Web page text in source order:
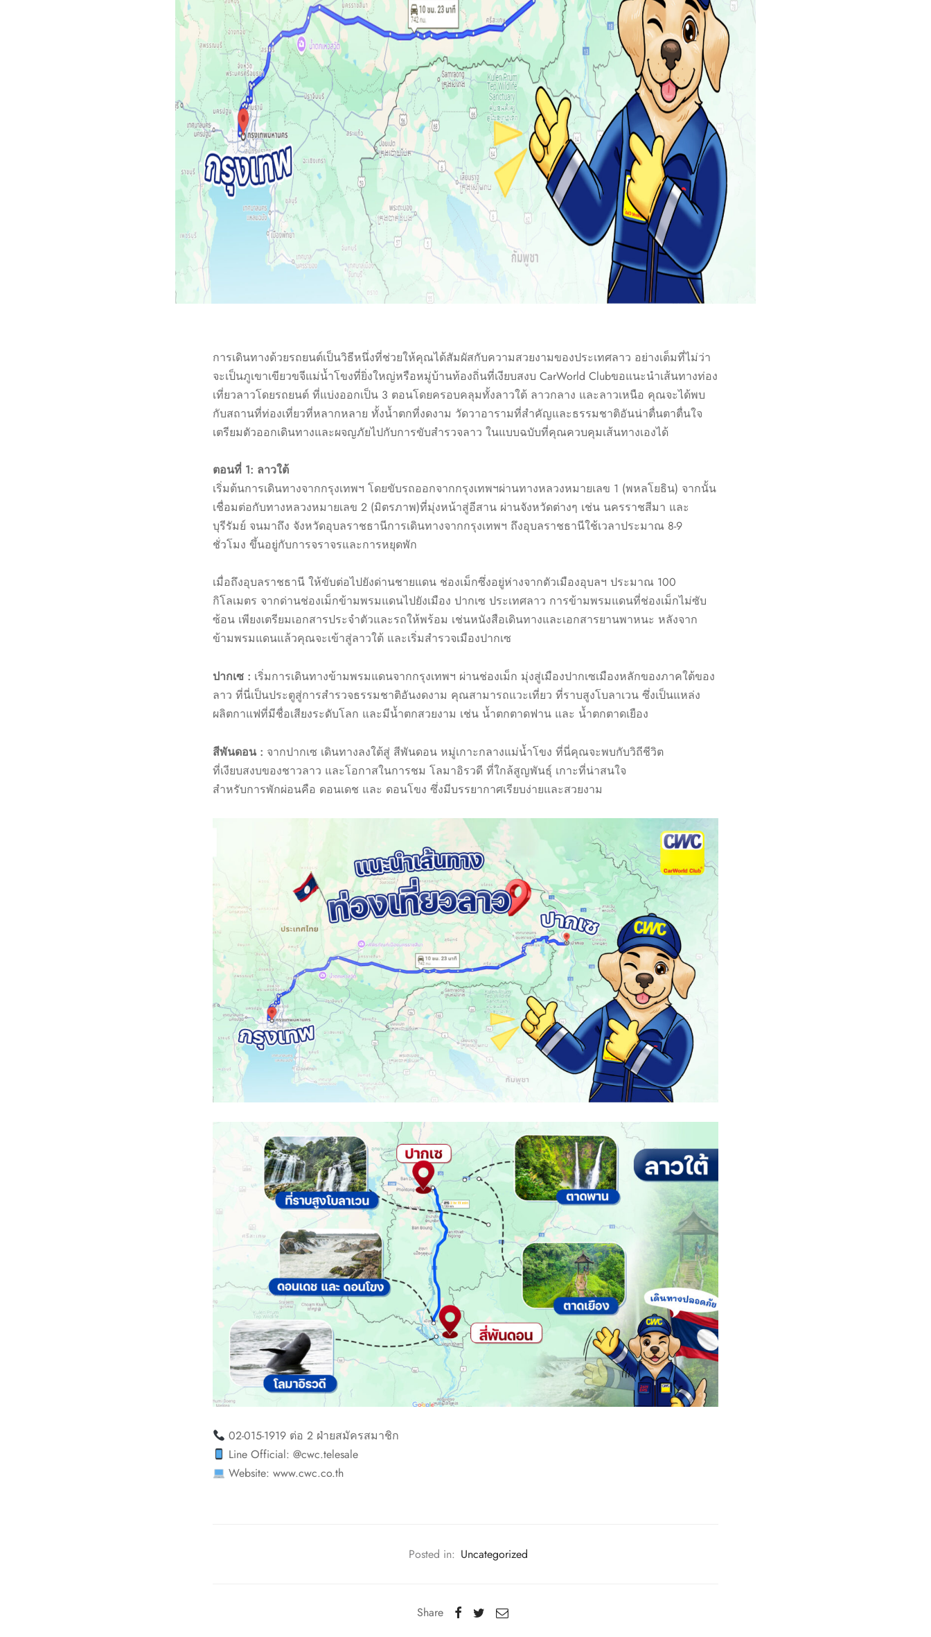
การเดินทางด้วยรถยนต์เป็นวิธีหนึ่งที่ช่วยให้คุณได้สัมผัสกับความสวยงามของประเทศลาว อย่างเต็มที่ไม่ว่า
จะเป็นภูเขาเขียวขจีแม่น้ำโขงที่ยิ่งใหญ่หรือหมู่บ้านท้องถิ่นที่เงียบสงบ CarWorld Clubขอแนะนำเส้นทางท่อง
เที่ยวลาวโดยรถยนต์ ที่แบ่งออกเป็น 3 ตอนโดยครอบคลุมทั้งลาวใต้ ลาวกลาง และลาวเหนือ คุณจะได้พบ
กับสถานที่ท่องเที่ยวที่หลากหลาย ทั้งน้ำตกที่งดงาม วัดวาอารามที่สำคัญและธรรมชาติอันน่าตื่นตาตื่นใจ
เตรียมตัวออกเดินทางและผจญภัยไปกับการขับสำรวจลาว ในแบบฉบับที่คุณควบคุมเส้นทางเองได้
ตอนที่ 1: ลาวใต้
เริ่มต้นการเดินทางจากกรุงเทพฯ โดยขับรถออกจากกรุงเทพฯผ่านทางหลวงหมายเลข 1 (พหลโยธิน) จากนั้น
เชื่อมต่อกับทางหลวงหมายเลข 2 (มิตรภาพ)ที่มุ่งหน้าสู่อีสาน ผ่านจังหวัดต่างๆ เช่น นครราชสีมา และ
บุรีรัมย์ จนมาถึง จังหวัดอุบลราชธานีการเดินทางจากกรุงเทพฯ ถึงอุบลราชธานีใช้เวลาประมาณ 8-9
ชั่วโมง ขึ้นอยู่กับการจราจรและการหยุดพัก
เมื่อถึงอุบลราชธานี ให้ขับต่อไปยังด่านชายแดน ช่องเม็กซึ่งอยู่ห่างจากตัวเมืองอุบลฯ ประมาณ 100
กิโลเมตร จากด่านช่องเม็กข้ามพรมแดนไปยังเมือง ปากเซ ประเทศลาว การข้ามพรมแดนที่ช่องเม็กไม่ซับ
ซ้อน เพียงเตรียมเอกสารประจำตัวและรถให้พร้อม เช่นหนังสือเดินทางและเอกสารยานพาหนะ หลังจาก
ข้ามพรมแดนแล้วคุณจะเข้าสู่ลาวใต้ และเริ่มสำรวจเมืองปากเซ
ปากเซ : เริ่มการเดินทางข้ามพรมแดนจากกรุงเทพฯ ผ่านช่องเม็ก มุ่งสู่เมืองปากเซเมืองหลักของภาคใต้ของ
ลาว ที่นี่เป็นประตูสู่การสำรวจธรรมชาติอันงดงาม คุณสามารถแวะเที่ยว ที่ราบสูงโบลาเวน ซึ่งเป็นแหล่ง
ผลิตกาแฟที่มีชื่อเสียงระดับโลก และมีน้ำตกสวยงาม เช่น น้ำตกตาดฟาน และ น้ำตกตาดเยือง
สีพันดอน : จากปากเซ เดินทางลงใต้สู่ สีพันดอน หมู่เกาะกลางแม่น้ำโขง ที่นี่คุณจะพบกับวิถีชีวิต
ที่เงียบสงบของชาวลาว และโอกาสในการชม โลมาอิรวดี ที่ใกล้สูญพันธุ์ เกาะที่น่าสนใจ
สำหรับการพักผ่อนคือ ดอนเดช และ ดอนโขง ซึ่งมีบรรยากาศเรียบง่ายและสวยงาม
02-015-1919 ต่อ 2 ฝ่ายสมัครสมาชิก
Line Official: @cwc.telesale
Website: www.cwc.co.th
Posted in: Uncategorized
Share